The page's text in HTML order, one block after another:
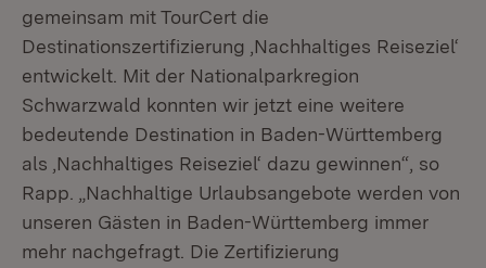
gemeinsam mit TourCert die
Destinationszertifizierung ‚Nachhaltiges Reiseziel‘
entwickelt. Mit der Nationalparkregion
Schwarzwald konnten wir jetzt eine weitere
bedeutende Destination in Baden-Württemberg
als ‚Nachhaltiges Reiseziel‘ dazu gewinnen“, so
Rapp. „Nachhaltige Urlaubsangebote werden von
unseren Gästen in Baden-Württemberg immer
mehr nachgefragt. Die Zertifizierung